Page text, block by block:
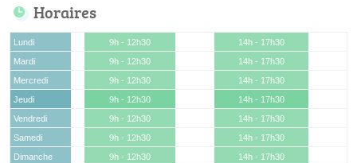
Horaires
Lundi 9h - 12h30
14h - 17h30
Mardi
9h - 12h30
14h - 17h30
Mercredi
9h - 12h30
14h - 17h30
Jeudi
9h - 12h30
14h - 17h30
Vendredi
9h - 12h30
14h - 17h30
Samedi
9h - 12h30
14h - 17h30
Dimanche
9h - 12h30 14h - 17h30